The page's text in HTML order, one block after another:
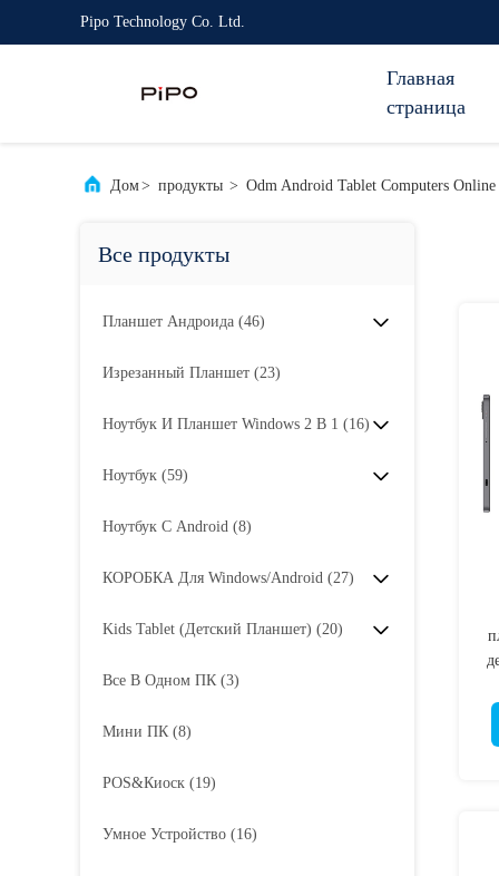
Pipo Technology Co. Ltd.
Главная
страница
Дом> продукты > Odm Android Tablet Computers
Все продукты
Планшет Андроида (46)
Изрезанный Планшет (23)
Ноутбук И Планшет Windows 2 В 1 (16)
Ноутбук (59)
Ноутбук С Android (8)
КОРОБКА Для Windows/Android (27)
Kids Tablet (Детский Планшет) (20)
Все В Одном ПК(3)
Мини ПК(8)
POS&киоск (19)
Умное Устройство (16)